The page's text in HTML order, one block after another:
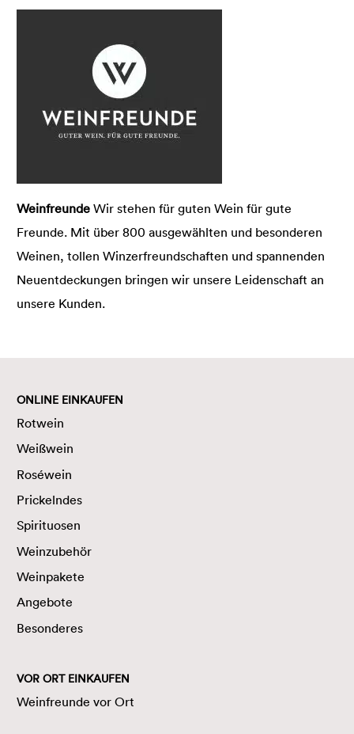
Weinfreunde Wir stehen für guten Wein für gute
Freunde. Mit über 800 ausgewählten und besonderen
Weinen, tollen Winzerfreundschaften und spannenden
Neuentdeckungen bringen wir unsere Leidenschaft an
unsere Kunden.
ONLINE EINKAUFEN
Rotwein
Weißwein
Roséwein
Prickelndes
Spirituosen
Weinzubehör
Weinpakete
Angebote
Besonderes
VOR ORT EINKAUFEN
Weinfreunde vor Ort